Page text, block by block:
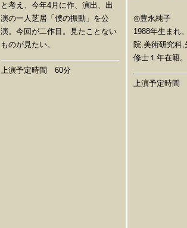
と考え、今年4月に作、演出、出
演の一人芝居「僕の振動」を公
演。今回が二作目。見たことない
ものが見たい。
上演予定時間 60分
◎豊永純子
1988年生まれ
院,美術研究科
修士１年在籍。
上演予定時間